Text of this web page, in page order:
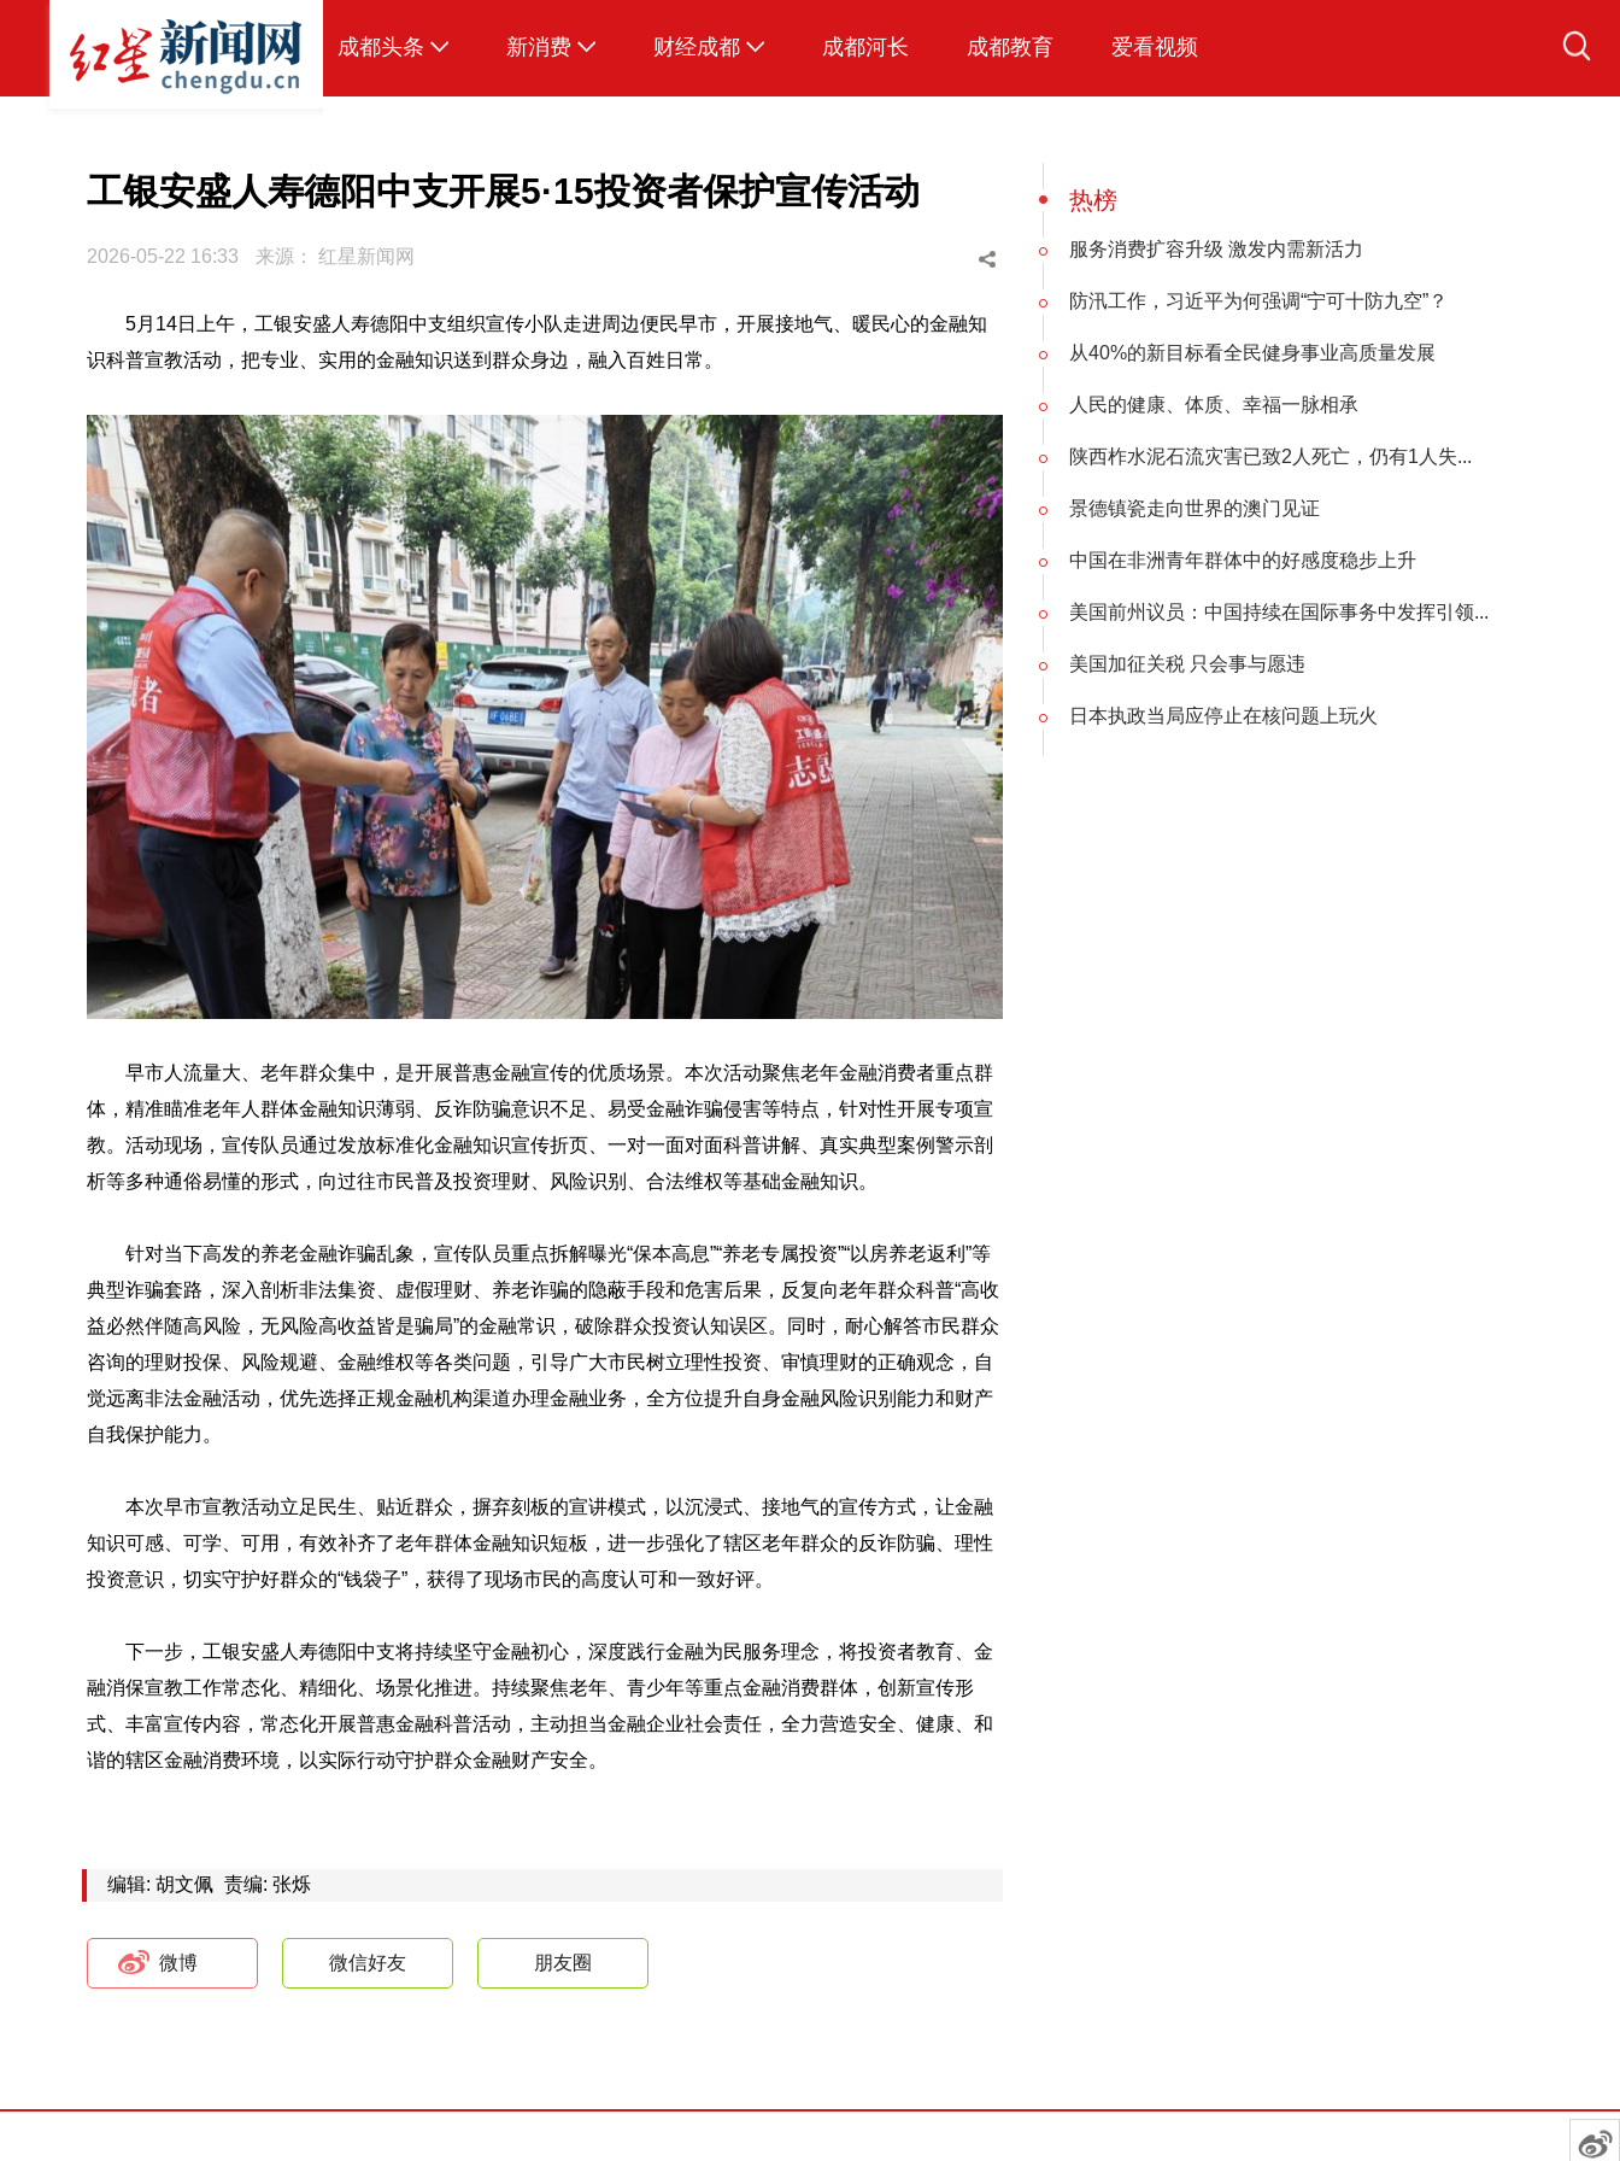
成都头条
本地
热点专题
公示
新消费 财经成都 成都河长 成都教育 爱看视频
工银安盛人寿德阳中支开展5·15投资者保护宣传活动
2026-05-22 16:33 来源： 红星新闻网
5月14日上午，工银安盛人寿德阳中支组织宣传小队走进周边便民早市，开展接地气、暖民心的金融知
识科普宣教活动，把专业、实用的金融知识送到群众身边，融入百姓日常。
早市人流量大、老年群众集中，是开展普惠金融宣传的优质场景。本次活动聚焦老年金融消费者重点群
体，精准瞄准老年人群体金融知识薄弱、反诈防骗意识不足、易受金融诈骗侵害等特点，针对性开展专项宣
教。活动现场，宣传队员通过发放标准化金融知识宣传折页、一对一面对面科普讲解、真实典型案例警示剖
析等多种通俗易懂的形式，向过往市民普及投资理财、风险识别、合法维权等基础金融知识。
针对当下高发的养老金融诈骗乱象，宣传队员重点拆解曝光“保本高息”“养老专属投资”“以房养老返利”等
典型诈骗套路，深入剖析非法集资、虚假理财、养老诈骗的隐蔽手段和危害后果，反复向老年群众科普“高收
益必然伴随高风险，无风险高收益皆是骗局”的金融常识，破除群众投资认知误区。同时，耐心解答市民群众
咨询的理财投保、风险规避、金融维权等各类问题，引导广大市民树立理性投资、审慎理财的正确观念，自
觉远离非法金融活动，优先选择正规金融机构渠道办理金融业务，全方位提升自身金融风险识别能力和财产
自我保护能力。
本次早市宣教活动立足民生、贴近群众，摒弃刻板的宣讲模式，以沉浸式、接地气的宣传方式，让金融
知识可感、可学、可用，有效补齐了老年群体金融知识短板，进一步强化了辖区老年群众的反诈防骗、理性
投资意识，切实守护好群众的“钱袋子”，获得了现场市民的高度认可和一致好评。
下一步，工银安盛人寿德阳中支将持续坚守金融初心，深度践行金融为民服务理念，将投资者教育、金
融消保宣教工作常态化、精细化、场景化推进。持续聚焦老年、青少年等重点金融消费群体，创新宣传形
式、丰富宣传内容，常态化开展普惠金融科普活动，主动担当金融企业社会责任，全力营造安全、健康、和
谐的辖区金融消费环境，以实际行动守护群众金融财产安全。
编辑: 胡文佩 责编: 张烁
微博 微信好友 朋友圈
热榜
服务消费扩容升级 激发内需新活力
防汛工作，习近平为何强调“宁可十防九空”？
从40%的新目标看全民健身事业高质量发展
人民的健康、体质、幸福一脉相承
陕西柞水泥石流灾害已致2人死亡，仍有1人失...
景德镇瓷走向世界的澳门见证
中国在非洲青年群体中的好感度稳步上升
美国前州议员：中国持续在国际事务中发挥引领...
美国加征关税 只会事与愿违
日本执政当局应停止在核问题上玩火